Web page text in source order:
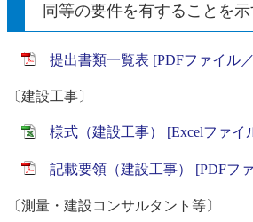
同等の要件を有することを
提出書類一覧表 [PDFファイル
〔建設工事〕
様式（建設工事） [Excelファイ
記載要領（建設工事） [PDFフ
〔測量・建設コンサルタント等〕